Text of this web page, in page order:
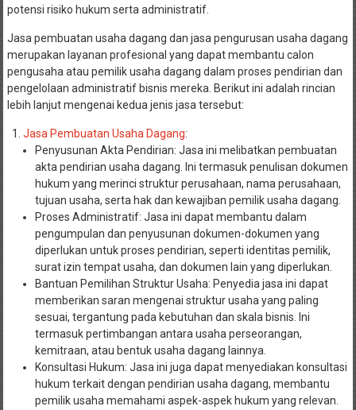
potensi risiko hukum serta administratif.
Jasa pembuatan usaha dagang dan jasa pengurusan usaha dagang
merupakan layanan profesional yang dapat membantu calon
pengusaha atau pemilik usaha dagang dalam proses pendirian dan
pengelolaan administratif bisnis mereka. Berikut ini adalah rincian
lebih lanjut mengenai kedua jenis jasa tersebut:
Jasa Pembuatan Usaha Dagang:
Penyusunan Akta Pendirian: Jasa ini melibatkan pembuatan
akta pendirian usaha dagang. Ini termasuk penulisan dokumen
hukum yang merinci struktur perusahaan, nama perusahaan,
tujuan usaha, serta hak dan kewajiban pemilik usaha dagang.
Proses Administratif: Jasa ini dapat membantu dalam
pengumpulan dan penyusunan dokumen-dokumen yang
diperlukan untuk proses pendirian, seperti identitas pemilik,
surat izin tempat usaha, dan dokumen lain yang diperlukan.
Bantuan Pemilihan Struktur Usaha: Penyedia jasa ini dapat
memberikan saran mengenai struktur usaha yang paling
sesuai, tergantung pada kebutuhan dan skala bisnis. Ini
termasuk pertimbangan antara usaha perseorangan,
kemitraan, atau bentuk usaha dagang lainnya.
Konsultasi Hukum: Jasa ini juga dapat menyediakan konsultasi
hukum terkait dengan pendirian usaha dagang, membantu
pemilik usaha memahami aspek-aspek hukum yang relevan.